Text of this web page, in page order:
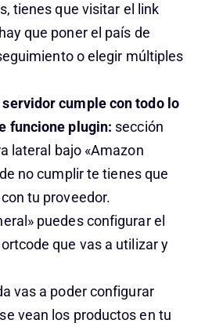
tienes que visitar el link
que poner el país de
o elegir múltiples
cumple con todo lo
funcione plugin: sección
lateral bajo «Amazon
no cumplir te tienes que
tu proveedor.
puedes configurar el
que vas a utilizar y
vas a poder configurar
vean los productos en tu